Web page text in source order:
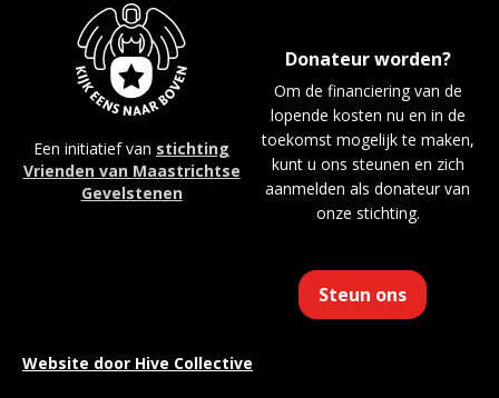
Donateur worden?
Om de financiering van de
lopende kosten nu en in de
toekomst mogelijk te maken,
kunt u ons steunen en zich
aanmelden als donateur van
onze stichting.
Steun ons
Een initiatief van stichting
Vrienden van Maastrichtse
Gevelstenen
Website door Hive Collective